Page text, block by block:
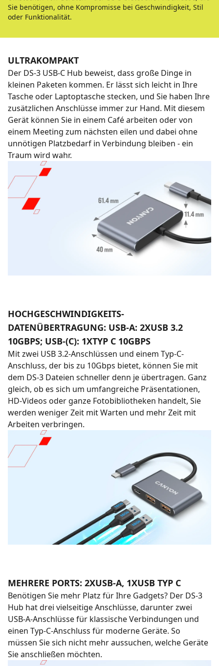
Sie benötigen, ohne Kompromisse bei Geschwindigkeit, Stil
oder Funktionalität.
ULTRAKOMPAKT
Der DS-3 USB-C Hub beweist, dass große Dinge in
kleinen Paketen kommen. Er lässt sich leicht in Ihre
Tasche oder Laptoptasche stecken, und Sie haben Ihre
zusätzlichen Anschlüsse immer zur Hand. Mit diesem
Gerät können Sie in einem Café arbeiten oder von
einem Meeting zum nächsten eilen und dabei ohne
unnötigen Platzbedarf in Verbindung bleiben - ein
Traum wird wahr.
HOCHGESCHWINDIGKEITS-
DATENÜBERTRAGUNG: USB-A: 2XUSB 3.2
10GBPS; USB-(C): 1XTYP C 10GBPS
Mit zwei USB 3.2-Anschlüssen und einem Typ-C-
Anschluss, der bis zu 10Gbps bietet, können Sie mit
dem DS-3 Dateien schneller denn je übertragen. Ganz
gleich, ob es sich um umfangreiche Präsentationen,
HD-Videos oder ganze Fotobibliotheken handelt, Sie
werden weniger Zeit mit Warten und mehr Zeit mit
Arbeiten verbringen.
MEHRERE PORTS: 2XUSB-A, 1XUSB TYP C
Benötigen Sie mehr Platz für Ihre Gadgets? Der DS-3
Hub hat drei vielseitige Anschlüsse, darunter zwei
USB-A-Anschlüsse für klassische Verbindungen und
einen Typ-C-Anschluss für moderne Geräte. So
müssen Sie sich nicht mehr aussuchen, welche Geräte
Sie anschließen möchten.